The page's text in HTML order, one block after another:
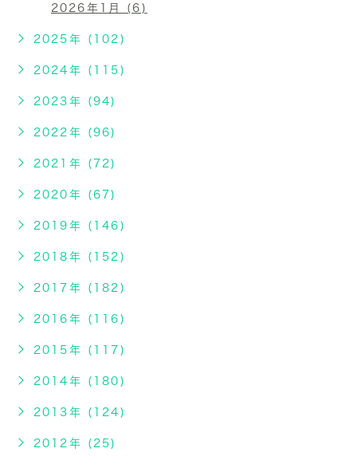
2026年1月 (6)
2025年 (102)
2024年 (115)
2023年 (94)
2022年 (96)
2021年 (72)
2020年 (67)
2019年 (146)
2018年 (152)
2017年 (182)
2016年 (116)
2015年 (117)
2014年 (180)
2013年 (124)
2012年 (25)